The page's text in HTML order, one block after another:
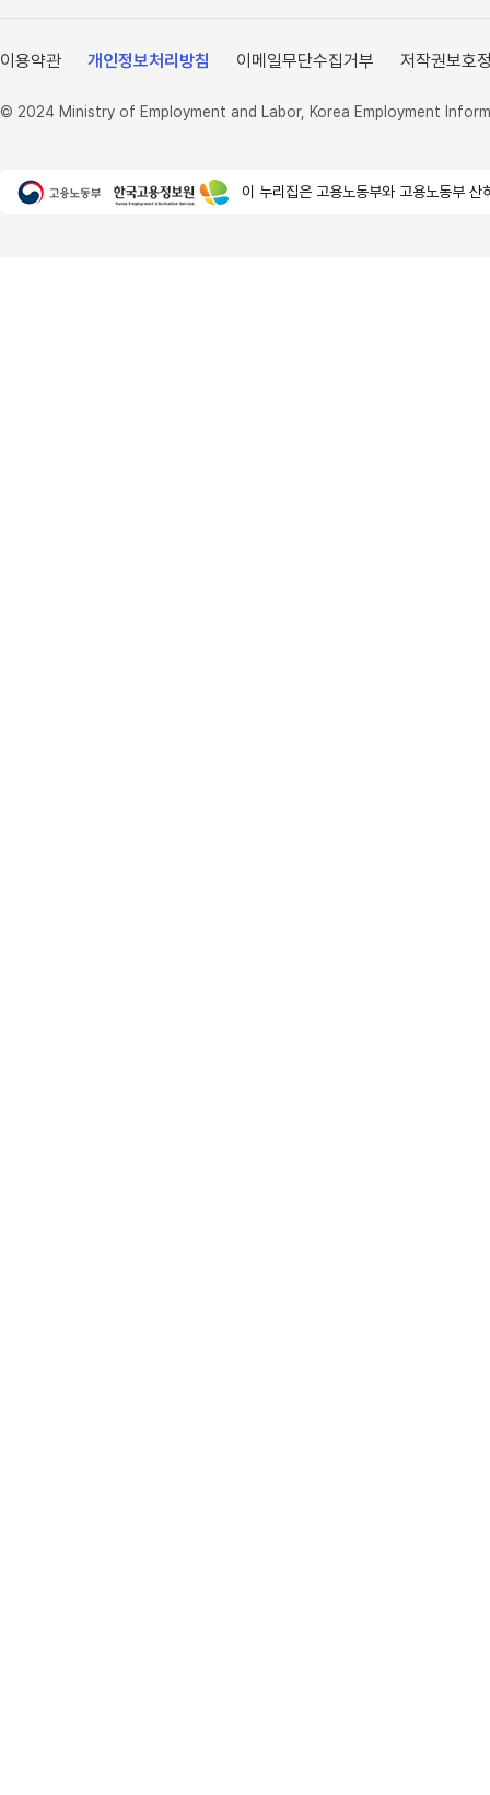
안전보건공단
이용약관 개인정보처리방침 이메일무단수집거부 저작권보호
© 2024 Ministry of Employment and Labor, Korea Employment
이 누리집은 고용노동부와 고용노동부